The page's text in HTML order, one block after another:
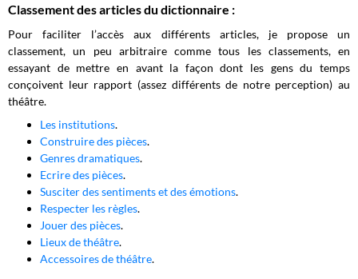
Classement des articles du dictionnaire :
Pour faciliter l’accès aux différents articles, je propose un
classement, un peu arbitraire comme tous les classements, en
essayant de mettre en avant la façon dont les gens du temps
conçoivent leur rapport (assez différents de notre perception) au
théâtre.
Les institutions.
Construire des pièces.
Genres dramatiques.
Ecrire des pièces.
Susciter des sentiments et des émotions.
Respecter les règles.
Jouer des pièces.
Lieux de théâtre.
Accessoires de théâtre.